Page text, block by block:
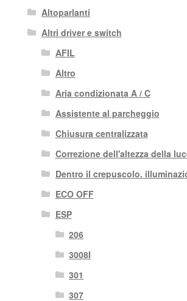
Altoparlanti
Altri driver e switch
AFIL
Altro
Aria condizionata A / C
Assistente al parcheggio
Chiusura centralizzata
Correzione dell'altezza della
Dentro il crepuscolo.
ECO OFF
ESP
206
3008I
301
307